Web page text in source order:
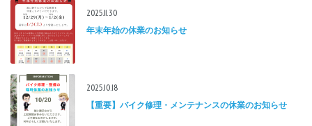
2025.11.30
年末年始の休業のお知らせ
2025.10.18
【重要】バイク修理・メンテナンスの休業のお知らせ